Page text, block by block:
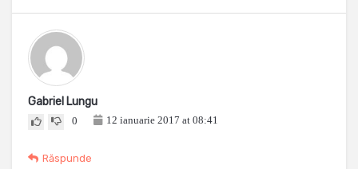
Gabriel Lungu
0 12 ianuarie 2017 at 08:41
Răspunde